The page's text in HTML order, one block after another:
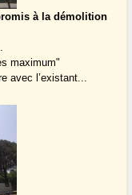
à la démolition
maximum"
avec l’existant...